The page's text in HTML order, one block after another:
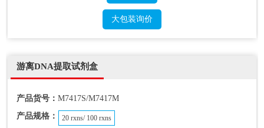
大包装询价
游离DNA提取试剂盒
产品货号： M7417S/M7417M
产品规格：
20 rxns/ 100 rxns